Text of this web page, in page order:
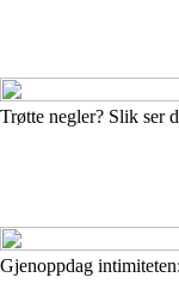
Trøtte negler? Slik ser
Gjenoppdag